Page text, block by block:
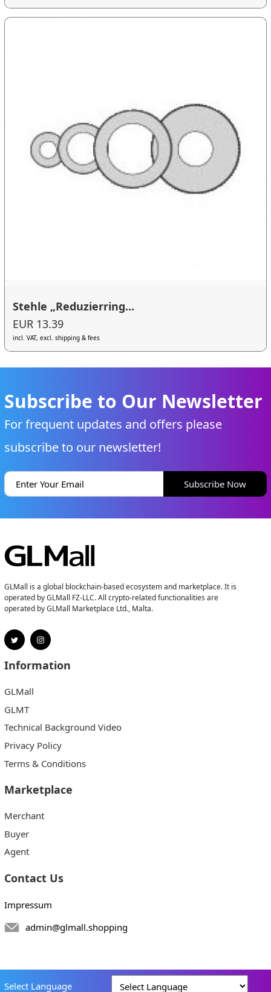
Stehle „Reduzierring...
EUR 13.39
incl. VAT, excl. shipping & fees
Subscribe to Our Newsletter
For frequent updates and offers please
subscribe to our newsletter!
Subscribe Now
GLMall is a global blockchain-based ecosystem and marketplace. It is
operated by GLMall FZ-LLC. All crypto-related functionalities are
operated by GLMall Marketplace Ltd., Malta.
Information
GLMall
GLMT
Technical Background Video
Privacy Policy
Terms & Conditions
Marketplace
Merchant
Buyer
Agent
Contact Us
Impressum
admin@glmall.shopping
Select Language